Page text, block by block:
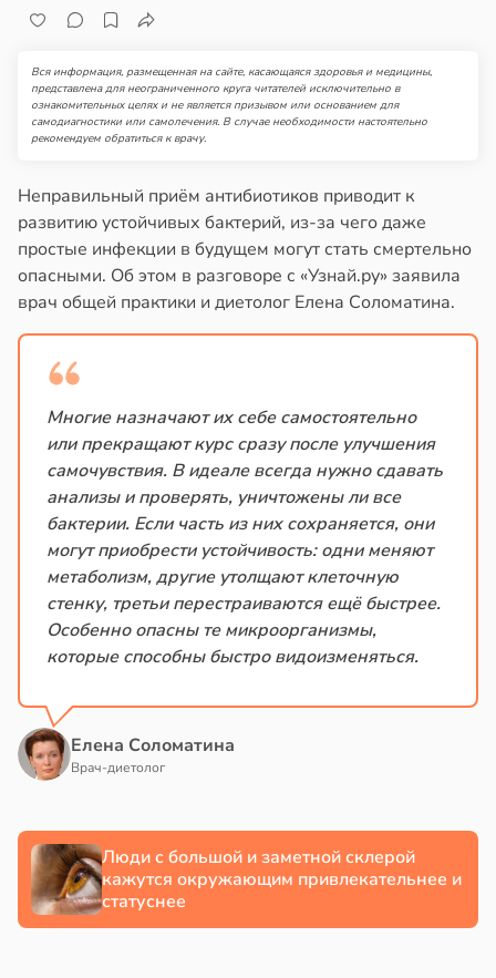
Вся информация, размещенная на сайте, касающаяся здоровья и медицины,
представлена для неограниченного круга читателей исключительно в
ознакомительных целях и не является призывом или основанием для
самодиагностики или самолечения. В случае необходимости настоятельно
рекомендуем обратиться к врачу.
Неправильный приём антибиотиков приводит к
развитию устойчивых бактерий, из-за чего даже
простые инфекции в будущем могут стать смертельно
опасными. Об этом в разговоре с «Узнай.ру» заявила
врач общей практики и диетолог Елена Соломатина.
Многие назначают их себе самостоятельно
или прекращают курс сразу после улучшения
самочувствия. В идеале всегда нужно сдавать
анализы и проверять, уничтожены ли все
бактерии. Если часть из них сохраняется, они
могут приобрести устойчивость: одни меняют
метаболизм, другие утолщают клеточную
стенку, третьи перестраиваются ещё быстрее.
Особенно опасны те микроорганизмы,
которые способны быстро видоизменяться.
Елена Соломатина
Врач-диетолог
Люди с большой и заметной склерой
кажутся окружающим привлекательнее и
статуснее